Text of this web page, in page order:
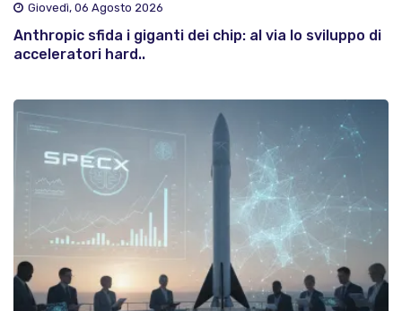
Giovedì, 06 Agosto 2026
Anthropic sfida i giganti dei chip: al via lo sviluppo di
acceleratori hard..